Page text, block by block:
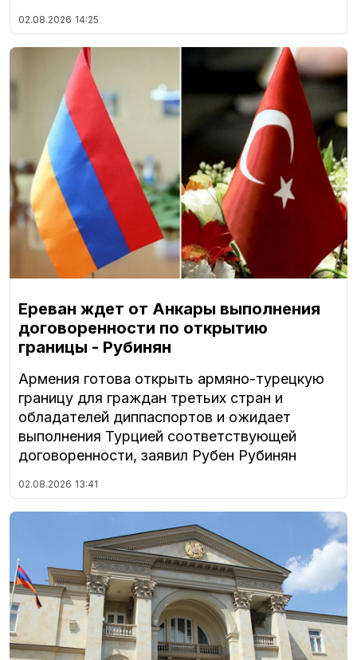
02.08.2026 14:25
Ереван ждет от Анкары выполнения
договоренности по открытию
границы - Рубинян
Армения готова открыть армяно-турецкую
границу для граждан третьих стран и
обладателей диппаспортов и ожидает
выполнения Турцией соответствующей
договоренности, заявил Рубен Рубинян
02.08.2026 13:41